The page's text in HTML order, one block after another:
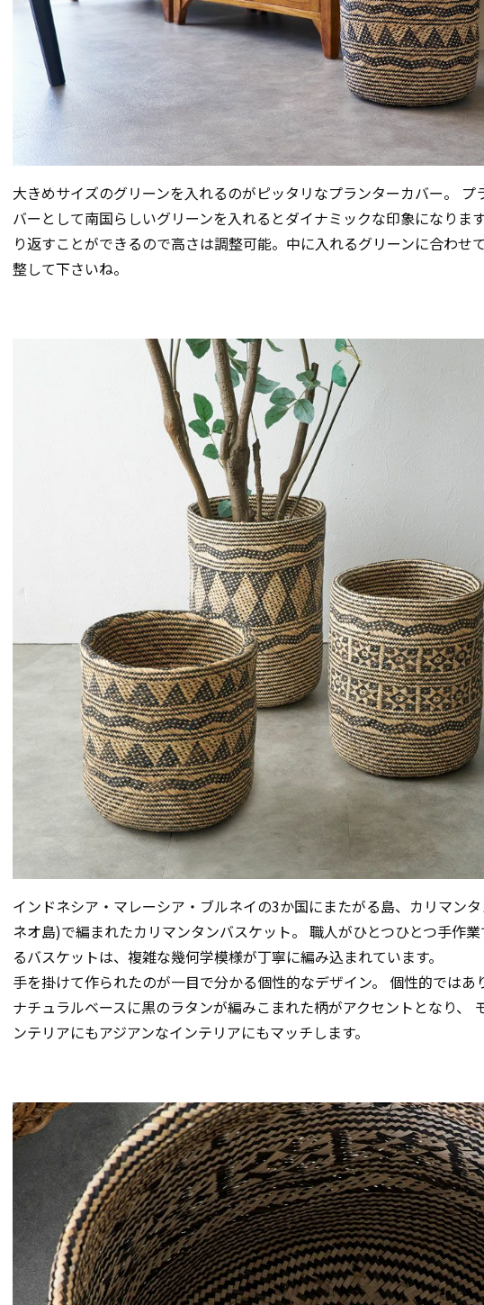
大きめサイズのグリーンを入れるのがピッタリなプランターカバー。 プ
バーとして南国らしいグリーンを入れるとダイナミックな印象になりま
り返すことができるので高さは調整可能。中に入れるグリーンに合わせ
整して下さいね。
インドネシア・マレーシア・ブルネイの3か国にまたがる島、カリマン
ネオ島)で編まれたカリマンタンバスケット。 職人がひとつひとつ手作
るバスケットは、複雑な幾何学模様が丁寧に編み込まれています。
手を掛けて作られたのが一目で分かる個性的なデザイン。 個性的ではあ
ナチュラルベースに黒のラタンが編みこまれた柄がアクセントとなり、
ンテリアにもアジアンなインテリアにもマッチします。